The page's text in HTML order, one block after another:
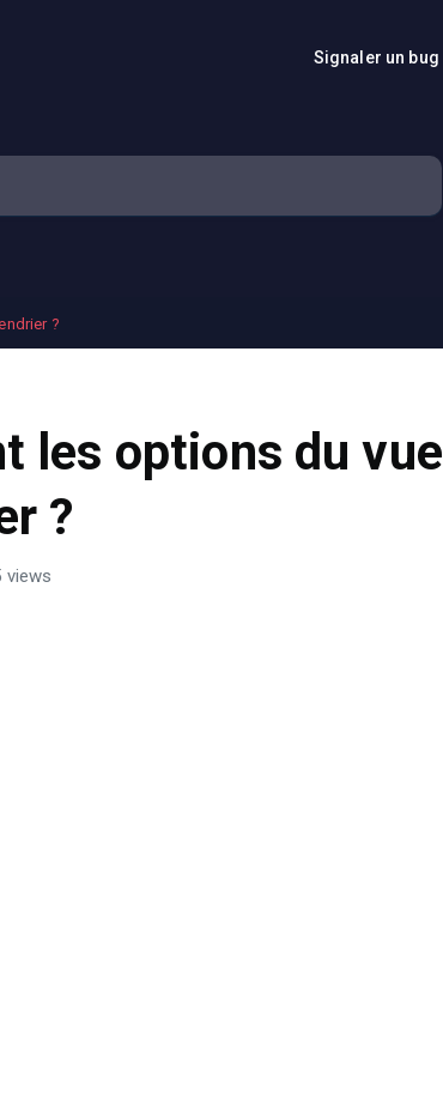
Signaler un bug
?
les options du vue
?
views